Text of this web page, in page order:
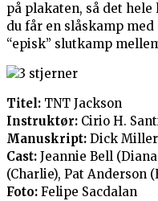
på plakaten, så det
du får en slåskamp med
“episk” slutkamp
Titel: TNT Jackson
Instruktør: Cirio H.
Manuskript: Dick
Cast: Jeannie Bell (Diana
(Charlie), Pat Anderson
Foto: Felipe Sacdalan